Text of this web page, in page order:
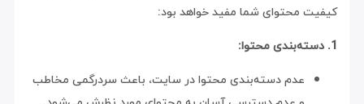
کیفیت محتوای شما مفید خواهد بود:
1. دسته‌بندی محتوا:
عدم دسته‌بندی محتوا در سایت، باعث سردرگمی مخاطب